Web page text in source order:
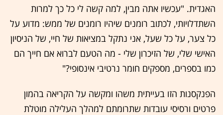
האגדית. "עכשיו אתה מבין, למה קשה לי כל כך למרות
השתדלויותי, לכתוב רומנים שיהיו רומנים של ממש: מדוע על
כל צער, על כל שעל, אני נתקל במציאות של חיי, של הניסיון
האישי שלי, של הזיכרון שלי - מה הטעם לברוא אם חייך הם
כמו בספרים, מספקים חומר נרטיבי אינסופי?"
הפנקסנות הזו בעייתית משהו ומקשה על הקריאה בהמון
פרטים ורסיסי עובדות שתרומתם למהלך העלילה מוטלת